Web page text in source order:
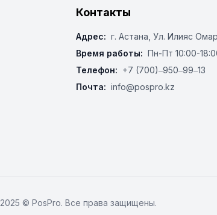
Контакты
Адрес: г. Астана, ​Ул. Илияс
Время работы: Пн-Пт 10:00-
Телефон: +7 (700)‒950‒99‒13
Почта: info@pospro.kz
2025 © PosPro. Все права защищены.